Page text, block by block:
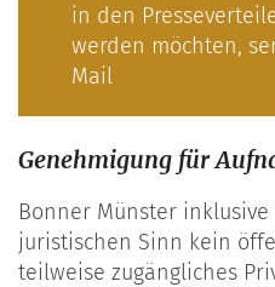
in den
werden möchten,
Mail
Genehmigung für
Bonner Münster inklusive
juristischen Sinn kein
teilweise zugängliches